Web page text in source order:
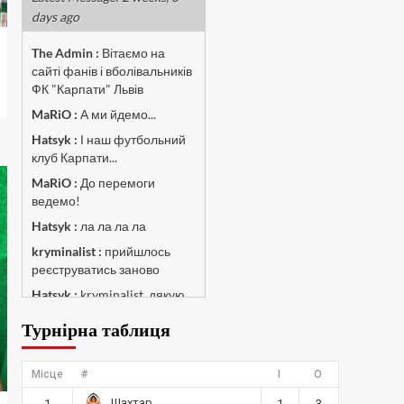
days ago
The Admin: Вітаємо на
сайті фанів і вболівальників
ФК "Карпати" Львів
MaRiO : А ми йдемо...
Hatsyk : І наш футбольний
клуб Карпати...
MaRiO : До перемоги
ведемо!
Hatsyk : ла ла ла ла
kryminalist : прийшлось
реєструватись заново
Hatsyk :kryminalist, дякую
MaRiO :Чат потрохи
MaRiO :
Знов у клубі
бардак...
Турнірна таблиця
Місце # О